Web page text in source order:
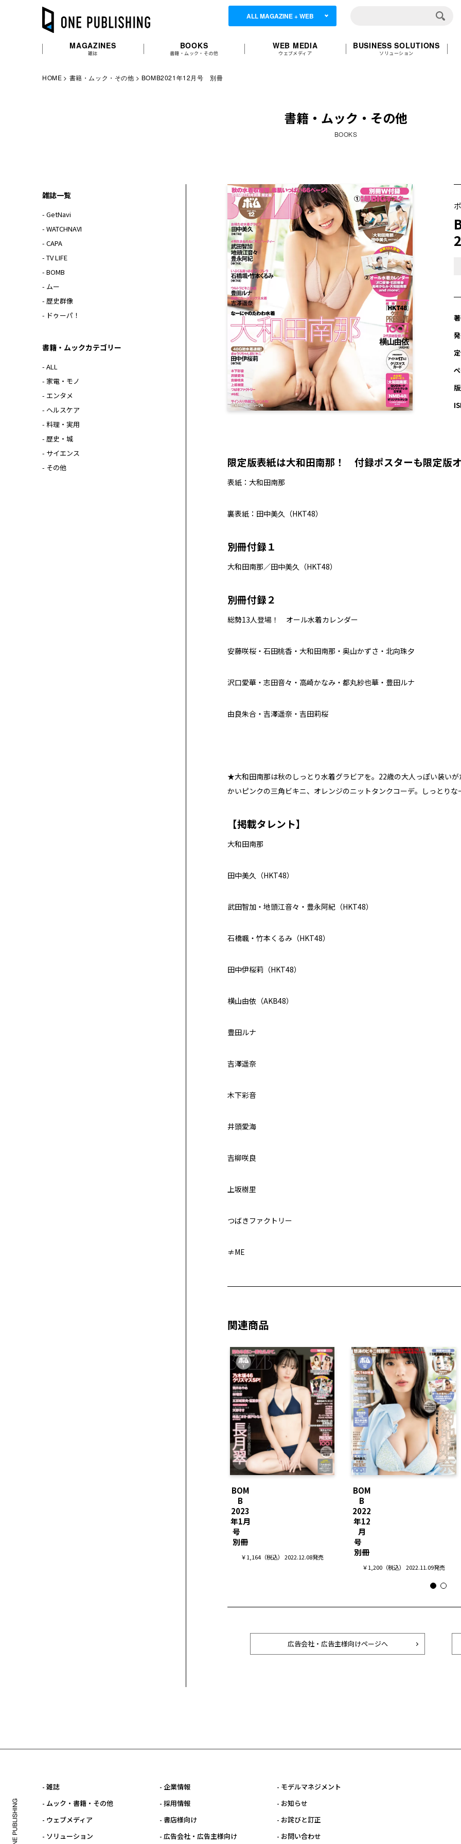
ALL MAGAZINE + WEB
MAGAZINES
雑誌
BOOKS
書籍・ムック・その他
WEB MEDIA
ウェブメディア
BUSINESS SOLUTIONS
ソリューション
HOME 書籍・ムック・その他 BOMB2021年12月号 別冊
書籍・ムック・その他
BOOKS
限定版表紙は大和田南那！ 付録ポスターも限定版
表紙：大和田南那
裏表紙：田中美久（HKT48）
別冊付録１
大和田南那／田中美久（HKT48）
別冊付録２
総勢13人登場！ オール水着カレンダー
安藤咲桜・石田桃香・大和田南那・奥山かずさ・北向珠夕
沢口愛華・志田音々・高崎かなみ・都丸紗也華・豊田ルナ
由良朱合・吉澤遥奈・吉田莉桜
★大和田南那は秋のしっとり水着グラビアを。22歳の大人っぽい装い
かいピンクの三角ビキニ、オレンジのニットタンクコーデ。しっとりな
【掲載タレント】
大和田南那
田中美久（HKT48）
武田智加・地頭江音々・豊永阿紀（HKT48）
石橋颯・竹本くるみ（HKT48）
田中伊桜莉（HKT48）
横山由依（AKB48）
豊田ルナ
吉澤遥奈
木下彩音
井頭愛海
吉柳咲良
上坂樹里
つばきファクトリー
≠ME
関連商品
BOM
B
2023
年1月
号
別冊
￥1,164（税込） 2022.12.08発売
BOM
B
2022
年12
月
号
別冊
￥1,200（税込） 2022.11.09発売
広告会社・広告主様向けページへ
雑誌一覧
- GetNavi
- WATCHNAVI
- CAPA
- TV LIFE
- BOMB
- ムー
- 歴史群像
- ドゥーパ！
書籍・ムックカテゴリー
- ALL
- 家電・モノ
- エンタメ
- ヘルスケア
- 料理・実用
- 歴史・城
- サイエンス
- その他
- 雑誌
- ムック・書籍・その他
- ウェブメディア
- ソリューション
- 企業情報
- 採用情報
- 書店様向け
- 広告会社・広告主様向け
- モデルマネジメント
- お知らせ
- お詫びと訂正
- お問い合わせ